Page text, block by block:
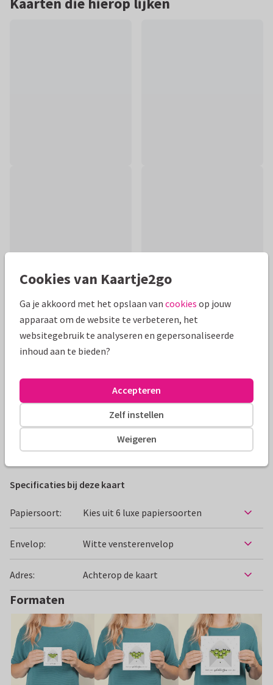
Productinformatie
Opkikker kaart om iemand een hart onder de riem te steken,
kikkertjes die uit een envelop komen.
Alle kaarten zijn helemaal naar wens aan te passen
Beterschapskaarten manondesign
Specificaties bij deze kaart
Papiersoort: Kies uit 6 luxe papiersoorten
Envelop: Witte vensterenvelop
Adres: Achterop de kaart
Formaten
Cookies van Kaartje2go
Ga je akkoord met het opslaan van cookies op jouw
apparaat om de website te verbeteren, het
websitegebruik te analyseren en gepersonaliseerde
inhoud aan te bieden?
Weigeren
Zelf instellen
Accepteren